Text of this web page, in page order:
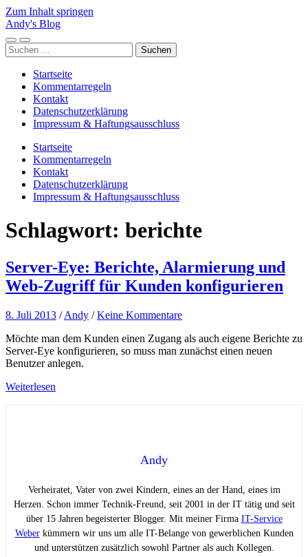
Zum Inhalt springen
Andy's Blog
Mobile-
Menü
Suchfeld
ein-/ausblenden
Suchen
nach:
Startseite
Kommentarregeln
Kontakt
Datenschutzerklärung
Impressum & Haftungsausschluss
Startseite
Kommentarregeln
Kontakt
Datenschutzerklärung
Impressum & Haftungsausschluss
Schlagwort: berichte
Server-Eye: Berichte, Alarmierung und
Web-Zugriff für Kunden konfigurieren
8. Juli 2013 /Andy /Keine Kommentare
Möchte man dem Kunden einen Zugang als auch eigene Berichte zu
Server-Eye konfigurieren, so muss man zunächst einen neuen
Benutzer anlegen.
Weiterlesen
Andy
Verheiratet, Vater von zwei Kindern, eines an der Hand, eines im
Herzen. Schon immer Technik-Freund, seit 2001 in der IT tätig und seit
über 15 Jahren begeisterter Blogger. Mit meiner Firma IT-Service
Weberkümmern wir uns um alle IT-Belange von gewerblichen Kunden
und unterstützen zusätzlich sowohl Partner als auch Kollegen.